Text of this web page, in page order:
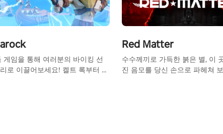
게임을 통해 여러분의 바이킹 선
로 이끌어보세요! 켈트 록부터 바
Red Matter
수수께끼로 가득한 붉은 별, 이
진 음모를 당신 손으로 파헤쳐